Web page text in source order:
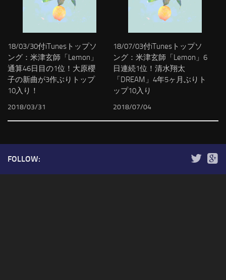
18/03/30付iTunesトップソ
ング：米津玄師「Lemon」
通算46日目の1位！大原櫻
子の新曲が3作ぶりトップ
10入り！
2018/03/31
18/07/03付iTunesトップソ
ング：米津玄師「Lemon」6
日連続1位！清水翔太
「DREAM」4年5ヶ月ぶりト
ップ10入り
2018/07/04
FOLLOW: